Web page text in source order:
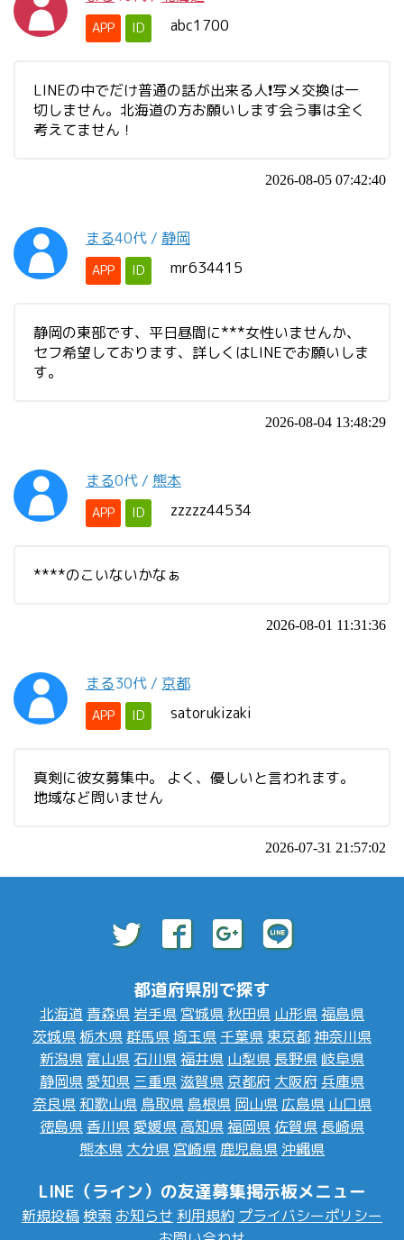
APP ID abc1700
LINEの中でだけ普通の話が出来る人❗️写メ交換は一
切しません。北海道の方お願いします会う事は全く
考えてません！
2026-08-05 07:42:40
まる40代 / 静岡
APP ID mr634415
静岡の東部です、平日昼間に***女性いませんか、
セフ希望しております、詳しくはLINEでお願いしま
す。
2026-08-04 13:48:29
まる0代 / 熊本
APP ID zzzzz44534
****のこいないかなぁ
2026-08-01 11:31:36
まる30代 / 京都
APP ID satorukizaki
真剣に彼女募集中。 よく、優しいと言われます。
地域など問いません
2026-07-31 21:57:02
都道府県別で探す
北海道 青森県 岩手県 宮城県 秋田県 山形県福島県
茨城県 栃木県群馬県埼玉県 千葉県 東京都神奈川県
新潟県 富山県 石川県福井県 山梨県 長野県 岐阜県
静岡県愛知県 三重県滋賀県 京都府 大阪府 兵庫県
奈良県 和歌山県 鳥取県 島根県 岡山県 広島県 山口県
徳島県 香川県愛媛県 高知県福岡県 佐賀県 長崎県
熊本県 大分県 宮崎県 鹿児島県 沖縄県
LINE（ライン）の友達募集掲示板メニュー
新規投稿 検索 お知らせ 利用規約 プライバシーポリシー